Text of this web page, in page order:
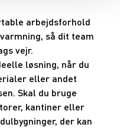
arbejdsforhold
så dit team
vejr.
løsning, når du
eller andet
Skal du bruge
kantiner eller
der kan